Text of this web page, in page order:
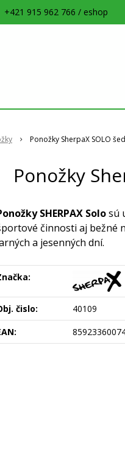
+421 915 962 766 / eshop
Ponožky SherpaX SOLO
Ponožky
SHERPAX Solosú
činnosti aj bežné
a jesenných dní.
čislo:
40109